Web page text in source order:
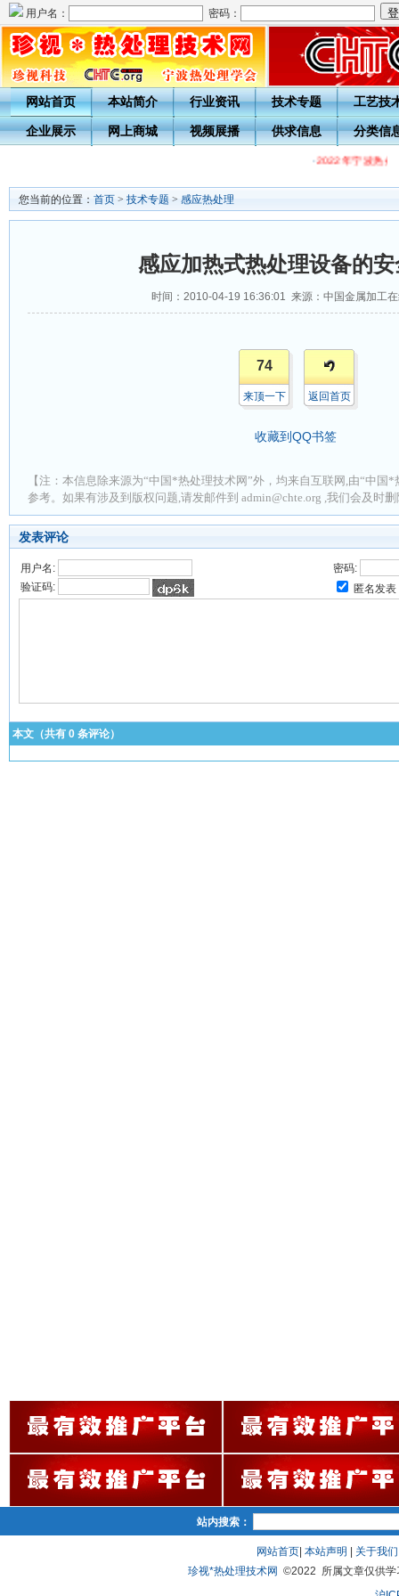
用户名： 密码：
网站首页 本站简介 行业资讯 技术专题 工艺技
企业展示 网上商城 视频展播 供求信息 分类信
·2022年宁波热处
您当前的位置： 首页 > 技术专题 > 感应热处理
感应加热式热处理设备的
时间：2010-04-19 16:36:01 来源：中国金属加工
74
来顶一下 返回首页
收藏到QQ书签
【注：本信息除来源为“中国*热处理技术网”外，均来自互联网,由“中国
参考。如果有涉及到版权问题,请发邮件到 admin@chte.org ,我们会及时
发表评论
用户名:
密码:
验证码:
匿名发表
本文（共有 0 条评论）
站内搜索：
网站首页| 本站声明 关于我们
珍视*热处理技术网 ©2022 所属文章仅供学